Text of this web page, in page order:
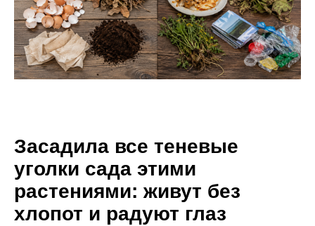
Засадила все теневые
уголки сада этими
растениями: живут без
хлопот и радуют глаз